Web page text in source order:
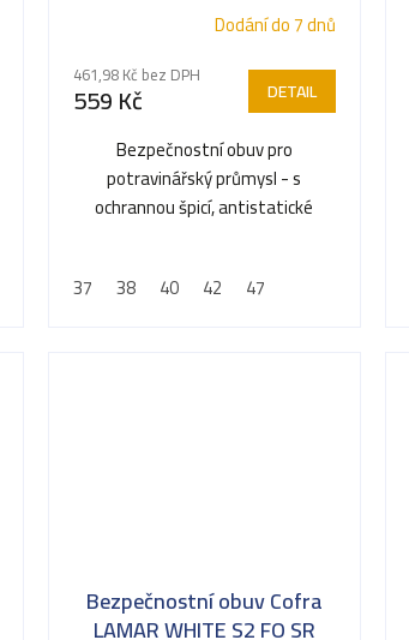
Dodání do 7 dnů
461,98 Kč bez DPH
559 Kč DETAIL
Bezpečnostní obuv pro
potravinářský průmysl - s
ochrannou špicí, antistatické
37 38 40 42 47
Bezpečnostní obuv Cofra
LAMAR WHITE S2 FO SR